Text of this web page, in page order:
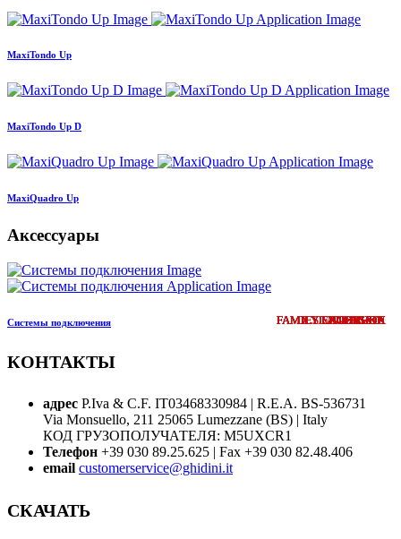
FAMILY EXTENSION
НОВИНКА
COMING SOON
НОВИНКА
НОВИНКА
НОВИНКА
НОВИНКА
FAMILY EXTENSION
FAMILY EXTENSION
НОВИНКА
НОВИНКА
НОВИНКА
НОВИНКА
НОВИНКА
НОВИНКА
НОВИНКА
FAMILY EXTENSION
FAMILY EXTENSION
НОВИНКА
DESIGN UPDATE
FAMILY EXTENSION
FAMILY EXTENSION
НОВИНКА
DESIGN UPDATE
НОВИНКА
MaxiTondo Up
MaxiTondo Up D
MaxiQuadro Up
Aксессуары
Системы подключения
КОНТАКТЫ
адрес P.Iva & C.F. IT03468330984 | R.E.A. BS-536731
Via Monsuello, 211 25065 Lumezzane (BS) | Italy
КОД ГРУЗОПОЛУЧАТЕЛЯ: M5UXCR1
Телефон +39 030 89.25.625 | Fax +39 030 82.48.406
email customerservice@ghidini.it
СКАЧАТЬ